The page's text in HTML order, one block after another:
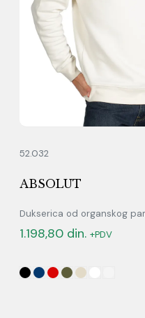
52.032
ABSOLUT
Dukserica od organskog
1.198,80 din. +PDV